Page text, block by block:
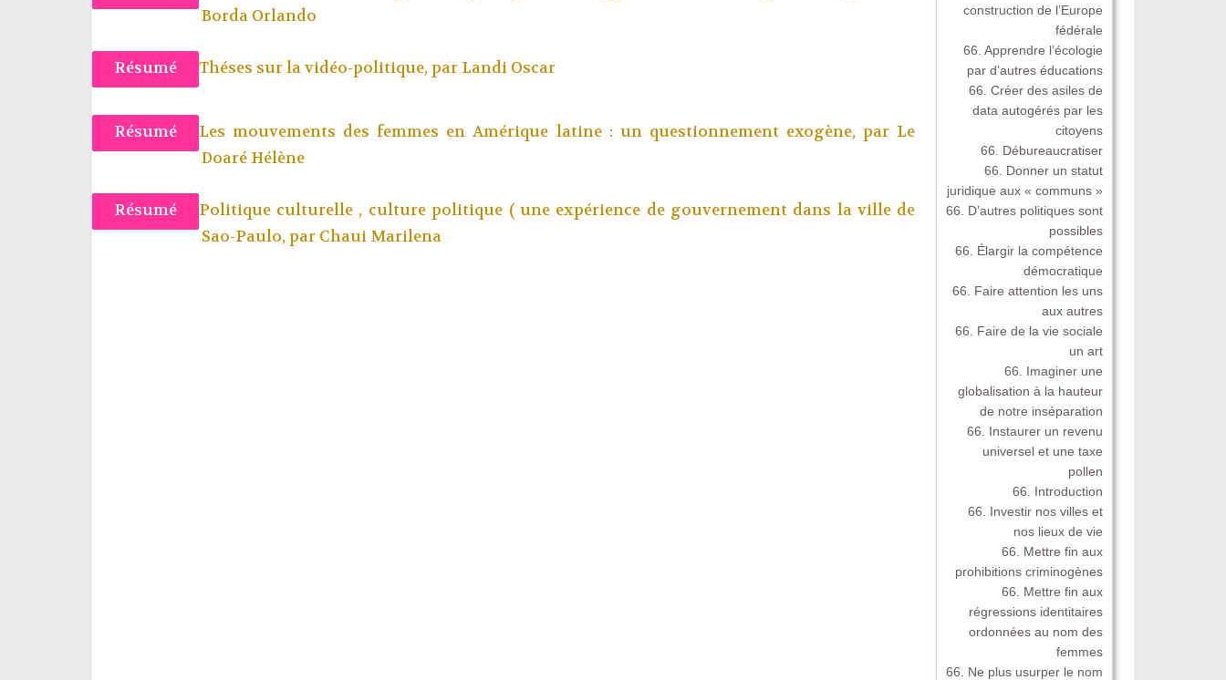
construction de l’Europe
fédérale
66. Apprendre l’écologie
par d’autres éducations
66. Créer des asiles de
data autogérés par les
citoyens
66. Débureaucratiser
66. Donner un statut
juridique aux « communs »
66. D’autres politiques sont
possibles
66. Élargir la compétence
démocratique
66. Faire attention les uns
aux autres
66. Faire de la vie sociale
un art
66. Imaginer une
globalisation à la hauteur
de notre inséparation
66. Instaurer un revenu
universel et une taxe
pollen
66. Introduction
66. Investir nos villes et
nos lieux de vie
66. Mettre fin aux
prohibitions criminogènes
66. Mettre fin aux
régressions identitaires
ordonnées au nom des
femmes
66. Ne plus usurper le nom
Borda Orlando
Résumé Théses sur la vidéo-politique, par Landi Oscar
Résumé Les mouvements des femmes en Amérique latine : un questionnement exogène, par Le
Doaré Hélène
Résumé
Politique culturelle , culture politique ( une expérience de gouvernement dans la ville de
Sao-Paulo, par Chaui Marilena